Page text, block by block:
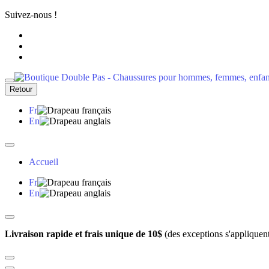
Suivez-nous !
Retour
Fr
En
Accueil
Fr
En
Livraison rapide et frais unique de 10$ (des exceptions